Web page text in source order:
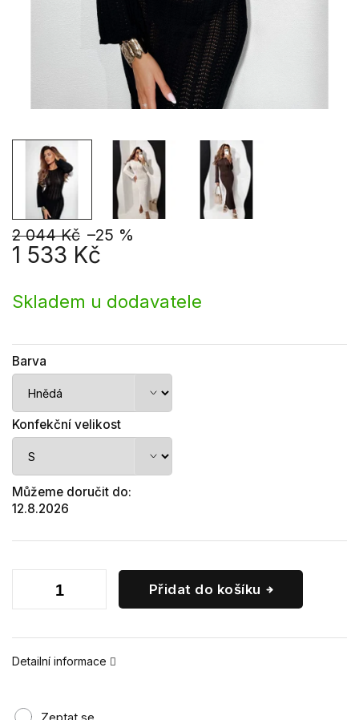
2 044 Kč –25 %
1 533 Kč
cena:
Skladem u dodavatele
Barva
Konfekční velikost
Můžeme doručit do:
12.8.2026
Přidat do košíku
Detailní informace
Zeptat se